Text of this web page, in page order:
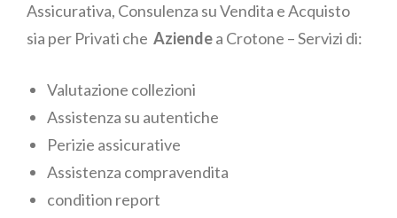
Assicurativa, Consulenza su Vendita e Acquisto
sia per Privati che Aziendea Crotone – Servizi di:
Valutazione collezioni
Assistenza su autentiche
Perizie assicurative
Assistenza compravendita
condition report